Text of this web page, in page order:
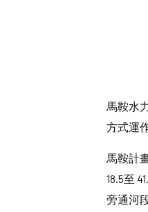
馬鞍水
方式運
馬鞍計
18.5至
旁通河